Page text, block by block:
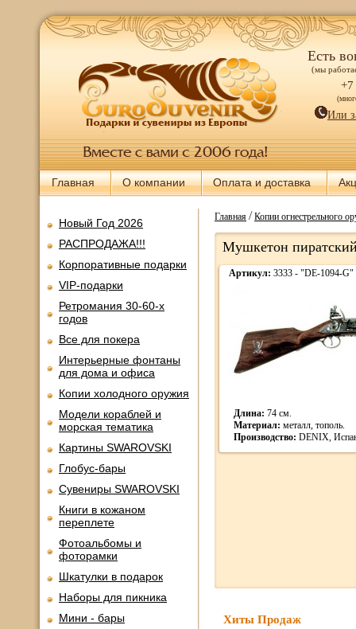
Есть
(мы
+7
Или
Главная О компании Оплата и доставка
Новый Год 2026
РАСПРОДАЖА!!!
Корпоративные подарки
VIP-подарки
Ретромания 30-60-х
годов
Все для покера
Интерьерные фонтаны
для дома и офиса
Копии холодного оружия
Модели кораблей и
морская тематика
Картины SWAROVSKI
Глобус-бары
Сувениры SWAROVSKI
Книги в кожаном
переплете
Фотоальбомы и
фоторамки
Шкатулки в подарок
Наборы для пикника
Мини - бары
Главная/Копии огнестрельного
Мушкетон
Артикул: 3333 - "DE-1094-G"
Длина: 74 см.
Материал: металл, тополь.
Производство: DENIX,
Хиты Продаж